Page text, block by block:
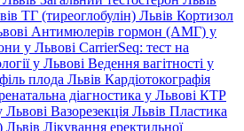
ТГ (тиреоглобулін) Львів Кортизол
Антимюлерів гормон (АМГ) у
у Львові CarrierSeq: тест на
у Львові Ведення вагітності у
плода Львів Кардіотокографія
діагностика у Львові КТР
Львові Вазорезекція Львів Пластика
Львів Лікування еректильної